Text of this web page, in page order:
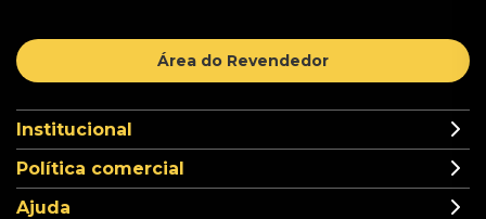
Área do Revendedor
Institucional
Política comercial
Ajuda